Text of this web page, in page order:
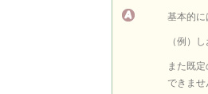
基本的
（例）
また既
できませ